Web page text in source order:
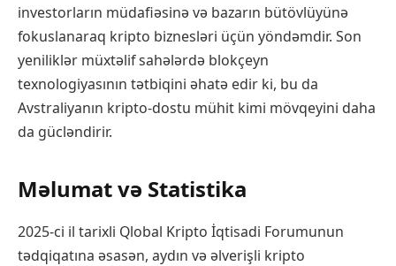
investorların müdafiəsinə və bazarın bütövlüyünə
fokuslanaraq kripto biznesləri üçün yöndəmdir. Son
yeniliklər müxtəlif sahələrdə blokçeyn
texnologiyasının tətbiqini əhatə edir ki, bu da
Avstraliyanın kripto-dostu mühit kimi mövqeyini daha
da gücləndirir.
Məlumat və Statistika
2025-ci il tarixli Qlobal Kripto İqtisadi Forumunun
tədqiqatına əsasən, aydın və əlverişli kripto